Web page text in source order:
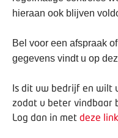
hieraan ook blijven
Bel voor een afspraak
gegevens vindt u op
Is dit uw bedrijf en wilt
zodat u beter vindbaar
Log dan in met deze link